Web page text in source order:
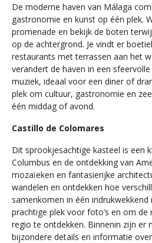
De moderne haven van Málaga
gastronomie en kunst op één plek.
promenade en bekijk de boten
op de achtergrond. Je vindt er
restaurants met terrassen aan het
verandert de haven in een
muziek, ideaal voor een diner of
plek om cultuur, gastronomie en
één middag of avond.
Castillo de Colomares
Dit sprookjesachtige kasteel is een
Columbus en de ontdekking van
mozaïeken en fantasierijke
wandelen en ontdekken hoe
samenkomen in één
prachtige plek voor foto’s en om de
regio te ontdekken. Binnenin zijn er
bijzondere details en informatie